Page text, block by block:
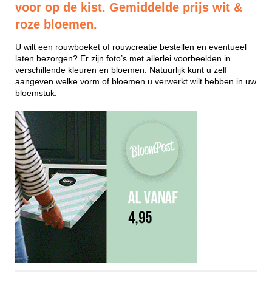
voor op de kist. Gemiddelde prijs wit &
roze bloemen.
U wilt een rouwboeket of rouwcreatie bestellen en eventueel
laten bezorgen? Er zijn foto’s met allerlei voorbeelden in
verschillende kleuren en bloemen. Natuurlijk kunt u zelf
aangeven welke vorm of bloemen u verwerkt wilt hebben in uw
bloemstuk.